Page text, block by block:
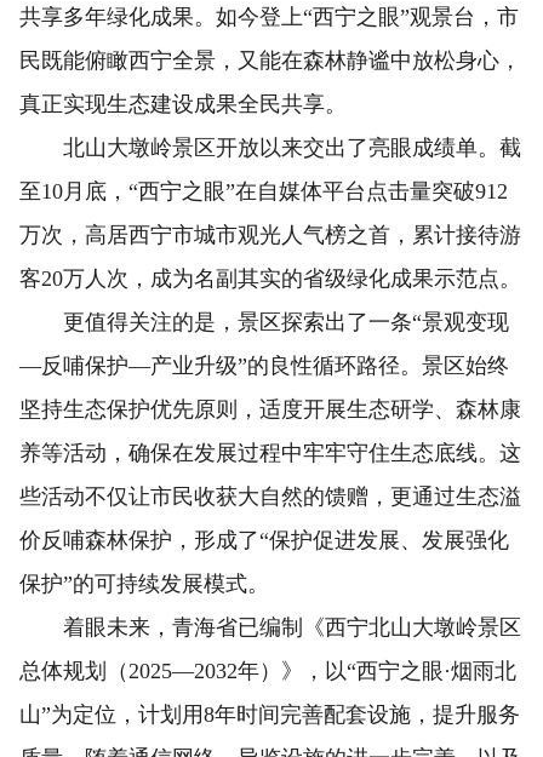
共享多年绿化成果。如今登上“西宁之眼”观景台，市
民既能俯瞰西宁全景，又能在森林静谧中放松身心，
真正实现生态建设成果全民共享。
北山大墩岭景区开放以来交出了亮眼成绩单。截
至10月底，“西宁之眼”在自媒体平台点击量突破912
万次，高居西宁市城市观光人气榜之首，累计接待游
客20万人次，成为名副其实的省级绿化成果示范点。
更值得关注的是，景区探索出了一条“景观变现
—反哺保护—产业升级”的良性循环路径。景区始终
坚持生态保护优先原则，适度开展生态研学、森林康
养等活动，确保在发展过程中牢牢守住生态底线。这
些活动不仅让市民收获大自然的馈赠，更通过生态溢
价反哺森林保护，形成了“保护促进发展、发展强化
保护”的可持续发展模式。
着眼未来，青海省已编制《西宁北山大墩岭景区
总体规划（2025—2032年）》，以“西宁之眼·烟雨北
山”为定位，计划用8年时间完善配套设施，提升服务